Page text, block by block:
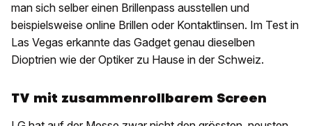
man sich selber einen Brillenpass ausstellen und
beispielsweise online Brillen oder Kontaktlinsen. Im Test in
Las Vegas erkannte das Gadget genau dieselben
Dioptrien wie der Optiker zu Hause in der Schweiz.
TV mit zusammenrollbarem Screen